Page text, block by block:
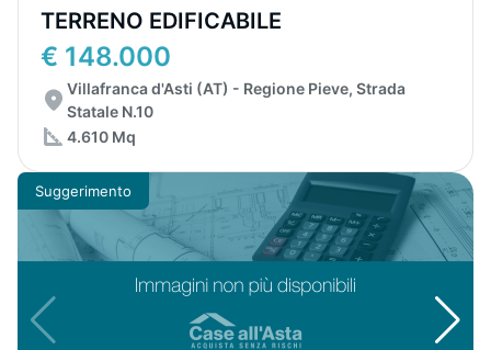
TERRENO EDIFICABILE
€ 148.000
Villafranca d'Asti (AT) - Regione Pieve, Strada
Statale N.10
4.610 Mq
Suggerimento